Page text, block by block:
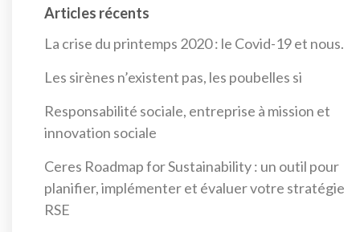
Articles récents
La crise du printemps 2020 : le Covid-19 et nous.
Les sirènes n’existent pas, les poubelles si
Responsabilité sociale, entreprise à mission et
innovation sociale
Ceres Roadmap for Sustainability : un outil pour
planifier, implémenter et évaluer votre stratégie
RSE